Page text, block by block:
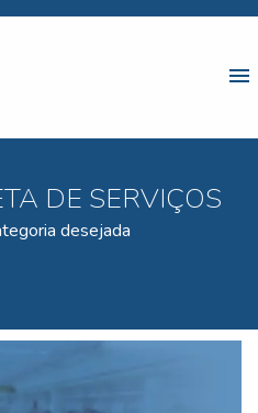
menu
DE SERVIÇOS
desejada